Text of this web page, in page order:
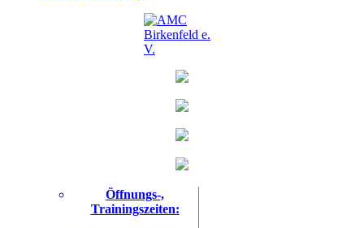
Öffnungs-,
Trainingszeiten: